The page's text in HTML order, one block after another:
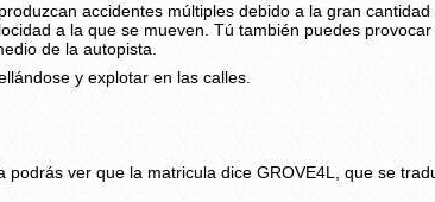
accidentes múltiples debido a la gran cantidad
a la que se mueven. Tú también puedes provocar
de la autopista.
y explotar en las calles.
podrás ver que la matricula dice GROVE4L, que se